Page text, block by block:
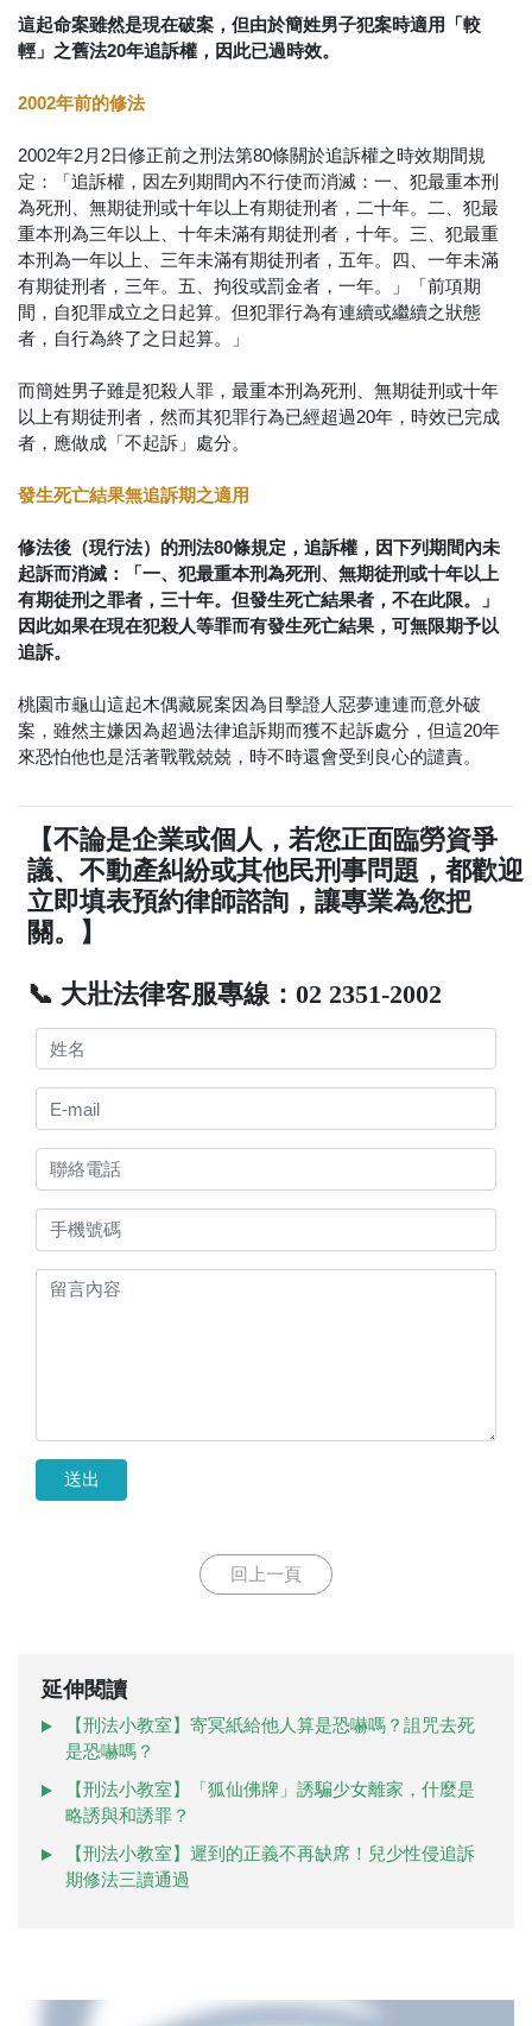
這起命案雖然是現在破案，但由於簡姓男子犯案時適用「較
輕」之舊法20年追訴權，因此已過時效。
2002年前的修法
2002年2月2日修正前之刑法第80條關於追訴權之時效期間規
定：「追訴權，因左列期間內不行使而消滅：一、犯最重本刑
為死刑、無期徒刑或十年以上有期徒刑者，二十年。二、犯最
重本刑為三年以上、十年未滿有期徒刑者，十年。三、犯最重
本刑為一年以上、三年未滿有期徒刑者，五年。四、一年未滿
有期徒刑者，三年。五、拘役或罰金者，一年。」「前項期
間，自犯罪成立之日起算。但犯罪行為有連續或繼續之狀態
者，自行為終了之日起算。」
而簡姓男子雖是犯殺人罪，最重本刑為死刑、無期徒刑或十年
以上有期徒刑者，然而其犯罪行為已經超過20年，時效已完成
者，應做成「不起訴」處分。
發生死亡結果無追訴期之適用
修法後（現行法）的刑法80條規定，追訴權，因下列期間內未
起訴而消滅：「一、犯最重本刑為死刑、無期徒刑或十年以上
有期徒刑之罪者，三十年。但發生死亡結果者，不在此限。」
因此如果在現在犯殺人等罪而有發生死亡結果，可無限期予以
追訴。
桃園市龜山這起木偶藏屍案因為目擊證人惡夢連連而意外破
案，雖然主嫌因為超過法律追訴期而獲不起訴處分，但這20年
來恐怕他也是活著戰戰兢兢，時不時還會受到良心的譴責。
【不論是企業或個人，若您正面臨勞資爭
議、不動產糾紛或其他民刑事問題，都歡迎
立即填表預約律師諮詢，讓專業為您把
關。】
📞 大壯法律客服專線：02 2351-2002
送出
回上一頁
延伸閱讀
【刑法小教室】寄冥紙給他人算是恐嚇嗎？詛咒去死
是恐嚇嗎？
【刑法小教室】「狐仙佛牌」誘騙少女離家，什麼是
略誘與和誘罪？
【刑法小教室】遲到的正義不再缺席！兒少性侵追訴
期修法三讀通過